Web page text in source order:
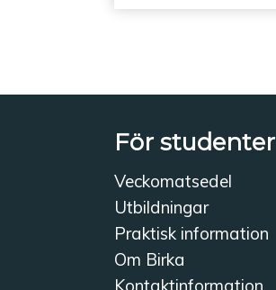
För studenter
Veckomatsedel
Utbildningar
Praktisk information
Om Birka
Kontaktinformation